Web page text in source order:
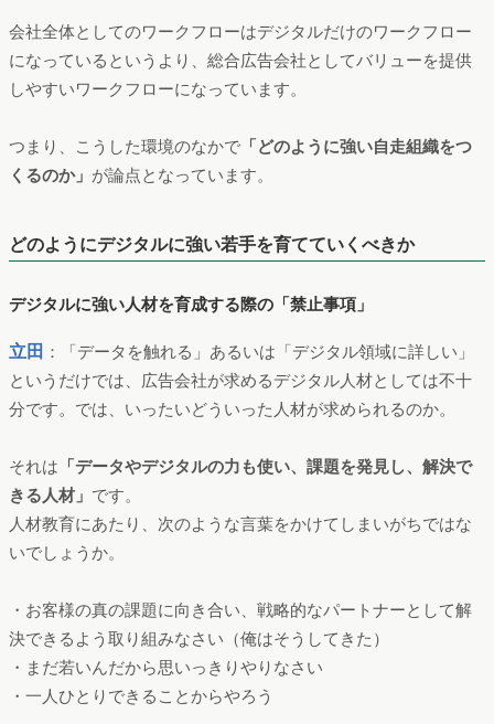
会社全体としてのワークフローはデジタルだけのワークフロー
になっているというより、総合広告会社としてバリューを提供
しやすいワークフローになっています。
つまり、こうした環境のなかで 「どのように強い自走組織をつ
くるのか」 が論点となっています。
どのようにデジタルに強い若手を育てていくべきか
デジタルに強い人材を育成する際の「禁止事項」
立田 ：「データを触れる」あるいは「デジタル領域に詳しい」
というだけでは、広告会社が求めるデジタル人材としては不十
分です。では、いったいどういった人材が求められるのか。
それは 「データやデジタルの力も使い、課題を発見し、解決で
きる人材」 です。
人材教育にあたり、次のような言葉をかけてしまいがちではな
いでしょうか。
・お客様の真の課題に向き合い、戦略的なパートナーとして解
決できるよう取り組みなさい（俺はそうしてきた）
・まだ若いんだから思いっきりやりなさい
・一人ひとりできることからやろう